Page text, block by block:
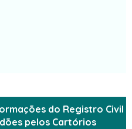
do Registro Civil
pelos Cartórios